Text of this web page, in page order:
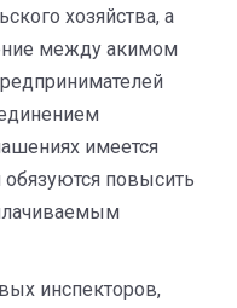
хозяйства, а
между акимом
имеется
обязуются повысить
инспекторов,